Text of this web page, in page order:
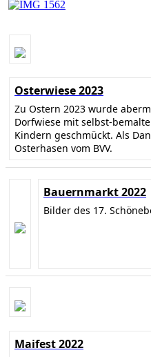
Osterwiese 2023
Zu Ostern 2023 wurde
Dorfwiese mit selbst-
Kindern geschmückt. Als
Osterhasen vom BVV.
Bauernmarkt 2022
Bilder des 17.
Maifest 2022